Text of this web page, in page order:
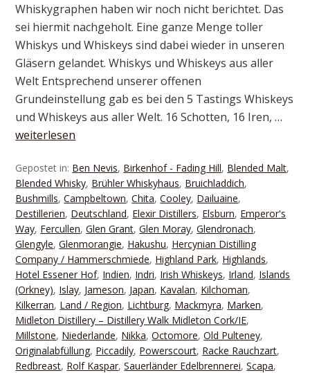
Whiskygraphen haben wir noch nicht berichtet. Das
sei hiermit nachgeholt. Eine ganze Menge toller
Whiskys und Whiskeys sind dabei wieder in unseren
Gläsern gelandet. Whiskys und Whiskeys aus aller
Welt Entsprechend unserer offenen
Grundeinstellung gab es bei den 5 Tastings Whiskeys
und Whiskeys aus aller Welt. 16 Schotten, 16 Iren, …
weiterlesen
Gepostet in: Ben Nevis, Birkenhof - Fading Hill, Blended Malt,
Blended Whisky, Brühler Whiskyhaus, Bruichladdich,
Bushmills,Campbeltown,Chita,Cooley, Dailuaine,
Destillerien, Deutschland, Elexir Distillers, Elsburn, Emperor's
Way, Fercullen,Glen Grant,Glen Moray,Glendronach,
Glengyle,Glenmorangie, Hakushu, Hercynian Distilling
Company / Hammerschmiede, Highland Park, Highlands,
Hotel Essener Hof, Indien, Indri, Irish Whiskeys, Irland, Islands
(Orkney), Islay, Jameson, Japan, Kavalan, Kilchoman,
Kilkerran, Land / Region, Lichtburg, Mackmyra, Marken,
Midleton Distillery – Distillery Walk Midleton Cork/IE,
Millstone, Niederlande, Nikka,Octomore,Old Pulteney,
Originalabfüllung, Piccadily, Powerscourt, Racke Rauchzart,
Redbreast, Rolf Kaspar,Sauerländer Edelbrennerei,Scapa,